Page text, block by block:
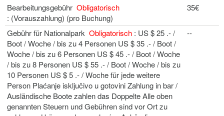
Bearbeitungsgebühr Obligatorisch
: (Vorauszahlung) (pro Buchung)
35€
Gebühr für Nationalpark Obligatorisch : US $ 25 .- /
Boot / Woche / bis zu 4 Personen US $ 35 .- / Boot /
Woche / bis zu 6 Personen US $ 45 .- / Boot / Woche
/ bis zu 8 Personen US $ 55 .- / Boot / Woche / bis zu
10 Personen US $ 5 .- / Woche für jede weitere
Person Plaćanje isključivo u gotovini Zahlung in bar /
Ausländische Boote zahlen das Doppelte Alle oben
genannten Steuern und Gebühren sind vor Ort zu
--